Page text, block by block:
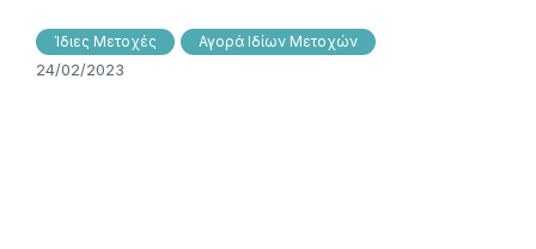
Ίδιες Μετοχές Αγορά Ιδίων Μετοχών
24/02/2023